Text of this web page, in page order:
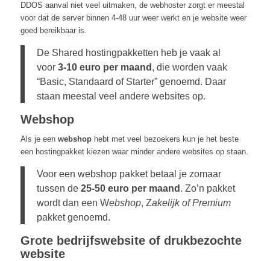
DDOS aanval niet veel uitmaken, de webhoster zorgt er meestal
voor dat de server binnen 4-48 uur weer werkt en je website weer
goed bereikbaar is.
De Shared hostingpakketten heb je vaak al
voor 3-10 euro per maand, die worden vaak
“Basic, Standaard of Starter” genoemd. Daar
staan meestal veel andere websites op.
Webshop
Als je een webshophebt met veel bezoekers kun je het beste
een hostingpakket kiezen waar minder andere websites op staan.
Voor een webshop pakket betaal je zomaar
tussen de 25-50 euro per maand. Zo’n pakket
wordt dan een Webshop, Zakelijk of Premium
pakket genoemd.
Grote bedrijfswebsite of drukbezochte
website